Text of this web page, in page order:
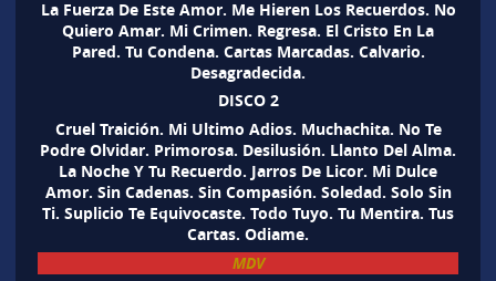
La Fuerza De Este Amor. Me Hieren Los Recuerdos. No
Quiero Amar. Mi Crimen. Regresa. El Cristo En La
Pared. Tu Condena. Cartas Marcadas. Calvario.
Desagradecida.
DISCO 2
Cruel Traición. Mi Ultimo Adios. Muchachita. No Te
Podre Olvidar. Primorosa. Desilusión. Llanto Del Alma.
La Noche Y Tu Recuerdo. Jarros De Licor. Mi Dulce
Amor. Sin Cadenas. Sin Compasión. Soledad. Solo Sin
Ti. Suplicio Te Equivocaste. Todo Tuyo. Tu Mentira. Tus
Cartas. Odiame.
MDV